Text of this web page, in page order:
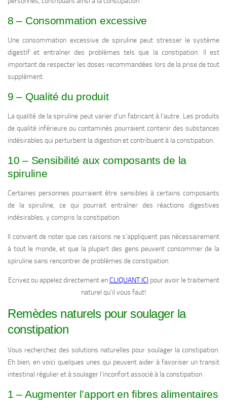
8 – Consommation excessive
Une consommation excessive de spiruline peut stresser le système
digestif et entraîner des problèmes tels que la constipation. Il est
important de respecter les doses recommandées lors de la prise de tout
supplément.
9 – Qualité du produit
La qualité de la spiruline peut varier d’un fabricant à l’autre. Les produits
de qualité inférieure ou contaminés pourraient contenir des substances
indésirables qui perturbent la digestion et contribuent à la constipation.
10 – Sensibilité aux composants de la
spiruline
Certaines personnes pourraient être sensibles à certains composants
de la spiruline, ce qui pourrait entraîner des réactions digestives
indésirables, y compris la constipation.
Il convient de noter que ces raisons ne s’appliquent pas nécessairement
à tout le monde, et que la plupart des gens peuvent consommer de la
spiruline sans rencontrer de problèmes de constipation.
Ecrivez ou appelez directement enCLIQUANT ICI pour avoir le traitement
naturel qu’il vous faut!
Remèdes naturels pour soulager la
constipation
Vous recherchez des solutions naturelles pour soulager la constipation.
Eh bien, en voici quelques unes qui peuvent aider à favoriser un transit
intestinal régulier et à soulager l’inconfort associé à la constipation
1 – Augmenter l’apport en fibres alimentaires